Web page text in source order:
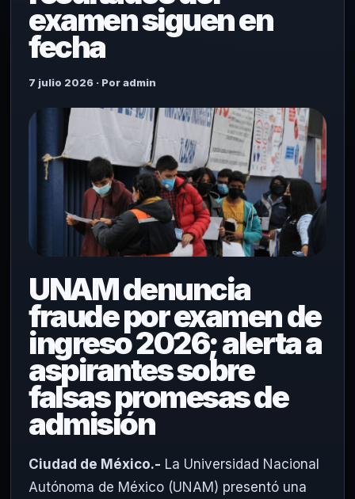
examen siguen en
fecha
7 julio 2026 · Por admin
UNAM denuncia
fraude por examen de
ingreso 2026; alerta a
aspirantes sobre
falsas promesas de
admisión
Ciudad de México.- La Universidad Nacional
Autónoma de México (UNAM) presentó una